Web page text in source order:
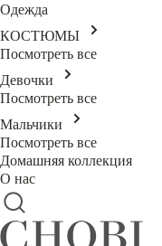
Одежда
КОСТЮМЫ
Посмотреть все
Девочки
Посмотреть все
Мальчики
Посмотреть все
Домашняя коллекция
О нас